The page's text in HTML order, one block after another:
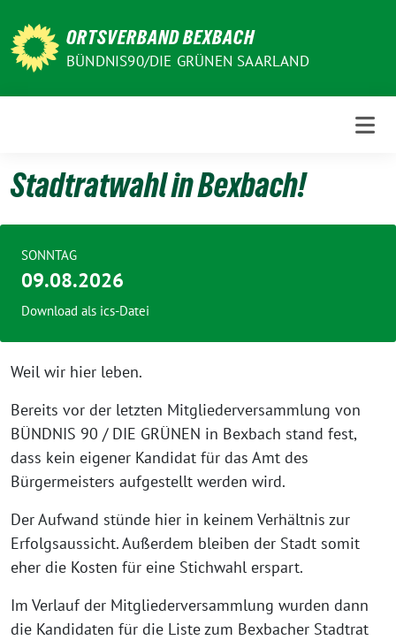
zum
Inhalt
ORTSVERBAND BEXBACH
BÜNDNIS90/DIE GRÜNEN SAARLAND
Stadtratwahl in Bexbach!
Weil wir hier leben.
Bereits vor der letzten Mitgliederversammlung von
BÜNDNIS 90 / DIE GRÜNEN in Bexbach stand fest,
dass kein eigener Kandidat für das Amt des
Bürgermeisters aufgestellt werden wird.
Der Aufwand stünde hier in keinem Verhältnis zur
Erfolgsaussicht. Außerdem bleiben der Stadt somit
eher die Kosten für eine Stichwahl erspart.
Im Verlauf der Mitgliederversammlung wurden dann
die Kandidaten für die Liste zum Bexbacher Stadtrat
SONNTAG
09.08.2026
Download als ics-Datei